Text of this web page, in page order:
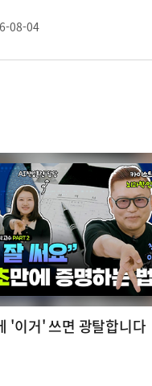
08-04
'이거' 쓰면 광탈합니다